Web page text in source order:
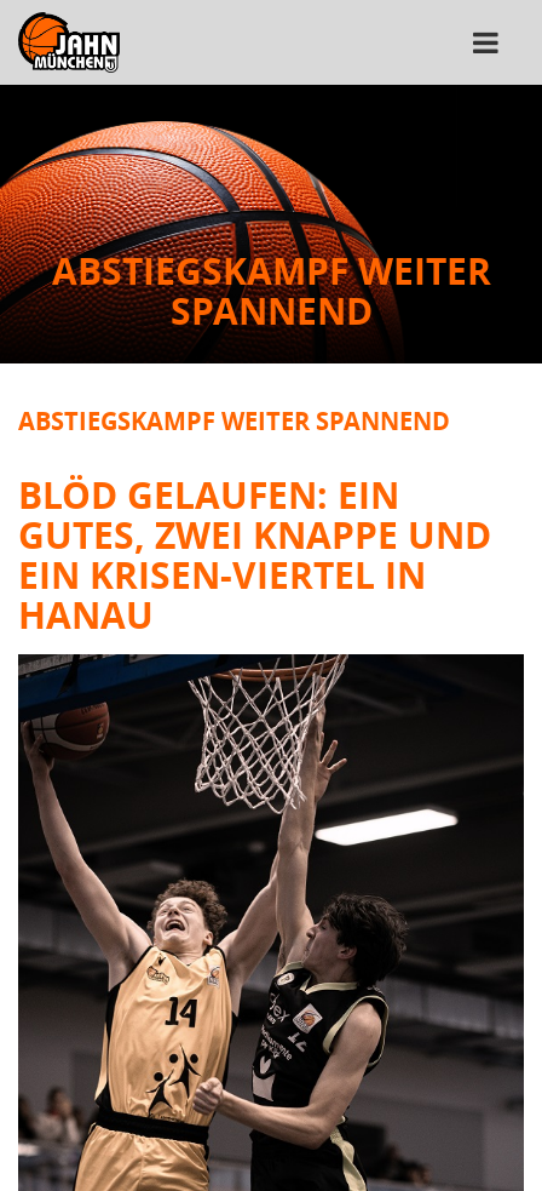
ABSTIEGSKAMPF WEITER
SPANNEND
ABSTIEGSKAMPF WEITER SPANNEND
BLÖD GELAUFEN: EIN
GUTES, ZWEI KNAPPE UND
EIN KRISEN-VIERTEL IN
HANAU